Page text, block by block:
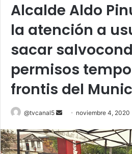
Alcalde Aldo
la atención a
sacar
permisos
frontis del
@tvcanal5
Send
email
noviembre 4, 2020